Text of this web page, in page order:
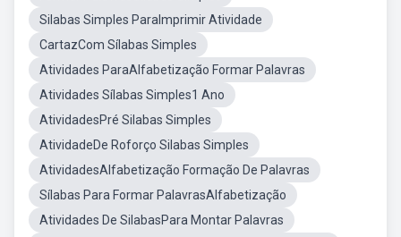
Silabas Simples ParaImprimir Atividade
CartazCom Sílabas Simples
Atividades ParaAlfabetização Formar Palavras
Atividades Sílabas Simples1 Ano
AtividadesPré Silabas Simples
AtividadeDe Roforço Silabas Simples
AtividadesAlfabetização Formação De Palavras
Sílabas Para Formar PalavrasAlfabetização
Atividades De SilabasPara Montar Palavras